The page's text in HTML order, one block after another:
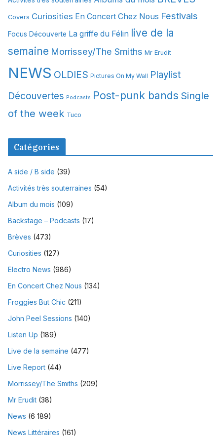
v
e
Covers Curiosities En Concert Chez Nous Festivals
Focus Découverte La griffe du Félin live de la
semaine Morrissey/The Smiths Mr Erudit
NEWS OLDIES Pictures On My Wall Playlist
Découvertes Podcasts Post-punk bands Single
of the week Tuco
Catégories
A side / B side (39)
Activités très souterraines (54)
Album du mois (109)
Backstage – Podcasts (17)
Brèves (473)
Curiosities (127)
Electro News (986)
En Concert Chez Nous (134)
Froggies But Chic (211)
John Peel Sessions (140)
Listen Up (189)
Live de la semaine (477)
Live Report (44)
Morrissey/The Smiths (209)
Mr Erudit (38)
News (6 189)
News Littéraires (161)